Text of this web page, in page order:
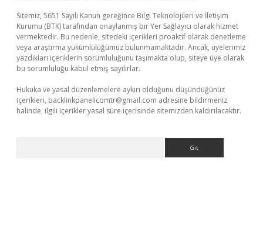
Sitemiz, 5651 Sayılı Kanun gereğince Bilgi Teknolojileri ve İletişim
Kurumu (BTK) tarafından onaylanmış bir Yer Sağlayıcı olarak hizmet
vermektedir. Bu nedenle, sitedeki içerikleri proaktif olarak denetleme
veya araştırma yükümlülüğümüz bulunmamaktadır. Ancak, üyelerimiz
yazdıkları içeriklerin sorumluluğunu taşımakta olup, siteye üye olarak
bu sorumluluğu kabul etmiş sayılırlar.
Hukuka ve yasal düzenlemelere aykırı olduğunu düşündüğünüz
içerikleri, backlinkpanelicomtr@gmail.com adresine bildirmeniz
halinde, ilgili içerikler yasal süre içerisinde sitemizden kaldırılacaktır.